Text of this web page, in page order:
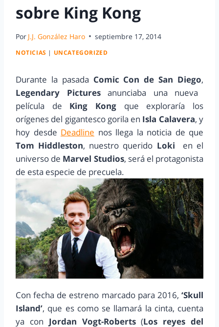
sobre King Kong
Por J.J. González Haro septiembre 17, 2014
NOTICIAS | UNCATEGORIZED
Durante la pasada Comic Con de San Diego,
Legendary Picturesanunciaba una nueva
película de King Kong que exploraría los
orígenes del gigantesco gorila en Isla Calavera, y
hoy desde Deadline nos llega la noticia de que
Tom Hiddleston, nuestro querido Loki en el
universo de Marvel Studios, será el protagonista
de esta especie de precuela.
Con fecha de estreno marcado para 2016, ‘Skull
Island’, que es como se llamará la cinta, cuenta
ya con Jordan Vogt-Roberts(Los reyes del